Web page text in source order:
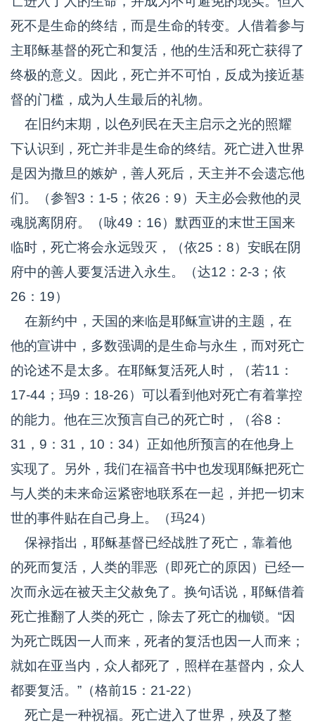
死不是生命的终结，而是生命的转变。人借着参与
主耶稣基督的死亡和复活，他的生活和死亡获得了
终极的意义。因此，死亡并不可怕，反成为接近基
督的门槛，成为人生最后的礼物。
在旧约末期，以色列民在天主启示之光的照耀
下认识到，死亡并非是生命的终结。死亡进入世界
是因为撒旦的嫉妒，善人死后，天主并不会遗忘他
们。（参智3：1-5；依26：9）天主必会救他的灵
魂脱离阴府。（咏49：16）默西亚的末世王国来
临时，死亡将会永远毁灭，（依25：8）安眠在阴
府中的善人要复活进入永生。（达12：2-3；依
26：19）
在新约中，天国的来临是耶稣宣讲的主题，在
他的宣讲中，多数强调的是生命与永生，而对死亡
的论述不是太多。在耶稣复活死人时，（若11：
17-44；玛9：18-26）可以看到他对死亡有着掌控
的能力。他在三次预言自己的死亡时，（谷8：
31，9：31，10：34）正如他所预言的在他身上
实现了。另外，我们在福音书中也发现耶稣把死亡
与人类的未来命运紧密地联系在一起，并把一切末
世的事件贴在自己身上。（玛24）
保禄指出，耶稣基督已经战胜了死亡，靠着他
的死而复活，人类的罪恶（即死亡的原因）已经一
次而永远在被天主父赦免了。换句话说，耶稣借着
死亡推翻了人类的死亡，除去了死亡的枷锁。“因
为死亡既因一人而来，死者的复活也因一人而来；
就如在亚当内，众人都死了，照样在基督内，众人
都要复活。”（格前15：21-22）
死亡是一种祝福。死亡进入了世界，殃及了整